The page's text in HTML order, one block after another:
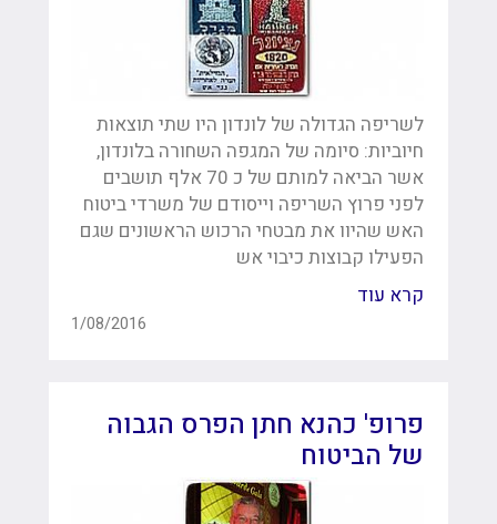
לשריפה הגדולה של לונדון היו שתי תוצאות
חיוביות: סיומה של המגפה השחורה בלונדון,
אשר הביאה למותם של כ 70 אלף תושבים
לפני פרוץ השריפה וייסודם של משרדי ביטוח
האש שהיוו את מבטחי הרכוש הראשונים שגם
הפעילו קבוצות כיבוי אש
קרא עוד
1/08/2016
פרופ' כהנא חתן הפרס הגבוה
של הביטוח